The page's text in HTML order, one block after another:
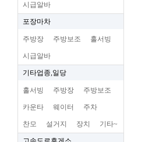
시급알바
포장마차
주방장 주방보조 홀서빙
시급알바
기타업종,일당
홀서빙 주방장 주방보조
카운타 웨이터 주차
찬모 설거지 장치 기타~